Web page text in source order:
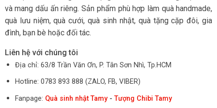
và mang dấu ấn riêng. Sản phẩm phù hợp làm quà handmade,
quà lưu niệm, quà cưới, quà sinh nhật, quà tặng cặp đôi, gia
đình, bạn bè hoặc đối tác.
Liên hệ với chúng tôi
Địa chỉ: 63/8 Trần Văn Ơn, P. Tân Sơn Nhì, Tp.HCM
Hotline: 0783 893 888 (ZALO, FB, VIBER)
Fanpage: Quà sinh nhật Tamy-Tượng Chibi Tamy